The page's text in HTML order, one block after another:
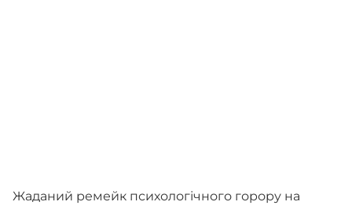
Жаданий ремейк психологічного горору на